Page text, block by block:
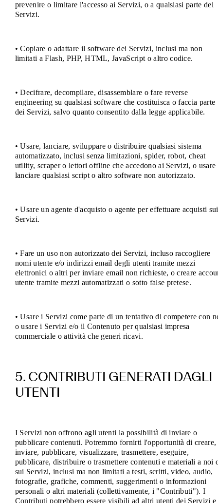
prevenire o limitare l'accesso ai Servizi, o a qualsiasi parte dei
Servizi.
• Copiare o adattare il software dei Servizi, inclusi ma non
limitati a Flash, PHP, HTML, JavaScript o altro codice.
• Decifrare, decompilare, disassemblare o fare reverse
engineering su qualsiasi software che costituisca o faccia parte
dei Servizi, salvo quanto consentito dalla legge applicabile.
• Usare, lanciare, sviluppare o distribuire qualsiasi sistema
automatizzato, inclusi senza limitazioni, spider, robot, cheat
utility, scraper o lettori offline che accedono ai Servizi, o usare
lanciare qualsiasi script o altro software non autorizzato.
• Usare un agente d'acquisto o agente per effettuare acquisti sui
Servizi.
• Fare un uso non autorizzato dei Servizi, incluso raccogliere
nomi utente e/o indirizzi email degli utenti tramite mezzi
elettronici o altri per inviare email non richieste, o creare
utente tramite mezzi automatizzati o sotto false pretese.
• Usare i Servizi come parte di un tentativo di competere con
o usare i Servizi e/o il Contenuto per qualsiasi impresa
commerciale o attività che generi ricavi.
5. CONTRIBUTI GENERATI DAGLI
UTENTI
I Servizi non offrono agli utenti la possibilità di inviare o
pubblicare contenuti. Potremmo fornirti l'opportunità di creare,
inviare, pubblicare, visualizzare, trasmettere, eseguire,
pubblicare, distribuire o trasmettere contenuti e materiali a noi
sui Servizi, inclusi ma non limitati a testi, scritti, video, audio,
fotografie, grafiche, commenti, suggerimenti o informazioni
personali o altri materiali (collettivamente, i "Contributi"). I
Contributi potrebbero essere visibili ad altri utenti dei Servizi e